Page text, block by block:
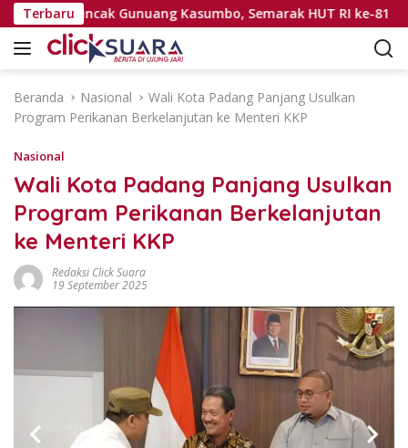
a
Terbaru
di Puncak Gunuang Kasumbo, Semarak HUT RI ke-81
Beranda Nasional
Wali Kota Padang Panjang Usulkan
Program Perikanan Berkelanjutan ke Menteri KKP
Nasional
Wali Kota Padang Panjang Usulkan
Program Perikanan Berkelanjutan
ke Menteri KKP
Redaksi Click Suara
19 September 2025